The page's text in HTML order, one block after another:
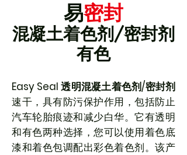
易密封
混凝土着色剂/密封剂
有色
Easy Seal 透明混凝土着色剂/密封剂
速干，具有防污保护作用，包括防止
汽车轮胎痕迹和减少白华。它有透明
和有色两种选择，您可以使用着色底
漆和着色包调配出彩色着色剂。该产